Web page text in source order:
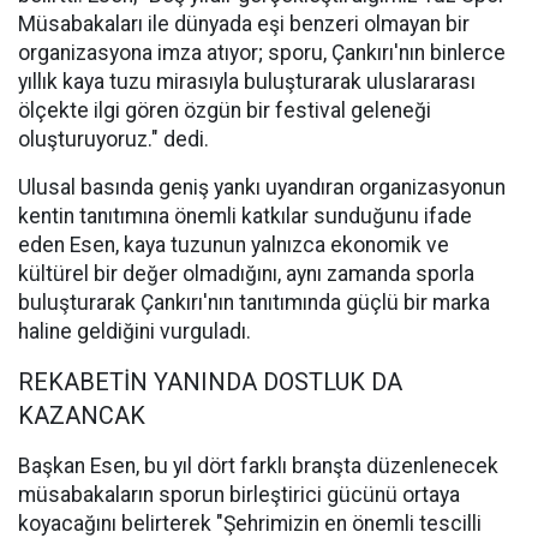
Müsabakaları ile dünyada eşi benzeri olmayan bir
organizasyona imza atıyor; sporu, Çankırı'nın binlerce
yıllık kaya tuzu mirasıyla buluşturarak uluslararası
ölçekte ilgi gören özgün bir festival geleneği
oluşturuyoruz." dedi.
Ulusal basında geniş yankı uyandıran organizasyonun
kentin tanıtımına önemli katkılar sunduğunu ifade
eden Esen, kaya tuzunun yalnızca ekonomik ve
kültürel bir değer olmadığını, aynı zamanda sporla
buluşturarak Çankırı'nın tanıtımında güçlü bir marka
haline geldiğini vurguladı.
REKABETİN YANINDA DOSTLUK DA
KAZANCAK
Başkan Esen, bu yıl dört farklı branşta düzenlenecek
müsabakaların sporun birleştirici gücünü ortaya
koyacağını belirterek "Şehrimizin en önemli tescilli